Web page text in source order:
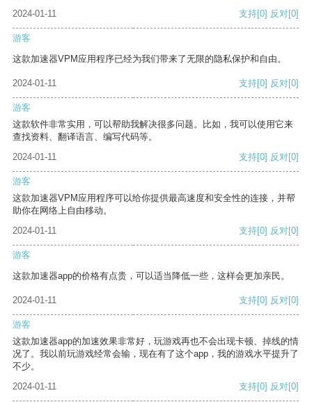
2024-01-11
支持[0] 反对[0]
游客
这款加速器VPM应用程序已经为我们带来了无限的隐私保护和自由。
2024-01-11 支持[0] 反对[0]
游客
这款软件非常实用，可以帮助我解决很多问题。比如，我可以使用它来
查找资料、翻译语言、编写代码等。
2024-01-11
支持[0] 反对[0]
游客
这款加速器VPM应用程序可以给你提供最高速度和安全性的连接，并帮
助你在网络上自由移动。
2024-01-11
支持[0] 反对[0]
游客
这款加速器app的价格有点贵，可以适当降低一些，这样会更加亲民。
2024-01-11 支持[0] 反对[0]
游客
这款加速器app的加速效果非常好，玩游戏再也不会出现卡顿、掉线的情
况了。我以前玩游戏经常会输，现在有了这个app，我的游戏水平提升了
不少。
2024-01-11
支持[0] 反对[0]